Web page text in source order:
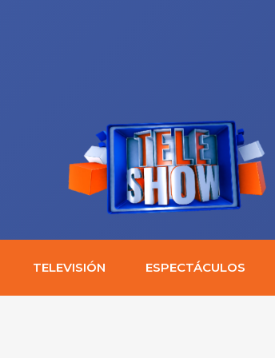
TELEVISIÓN ESPECTÁCULOS